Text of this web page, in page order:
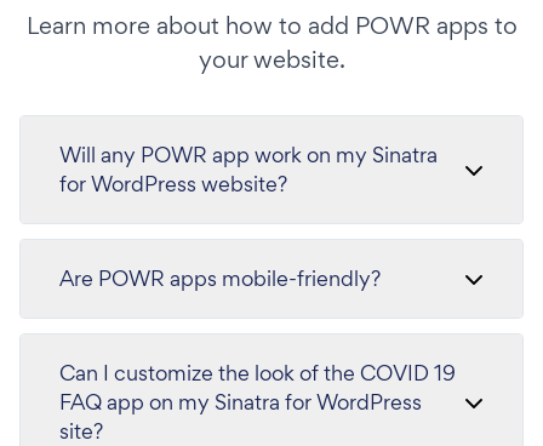
Learn more about how to add POWR apps to
your website.
Will any POWR app work on my Sinatra
for WordPress website?
Are POWR apps mobile-friendly?
Can I customize the look of the COVID 19
FAQ app on my Sinatra for WordPress
site?